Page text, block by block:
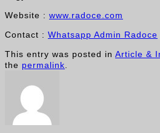
Website : www.radoce.com
Contact : Whatsapp Admin Radoce
This entry was posted in Article &
the permalink.